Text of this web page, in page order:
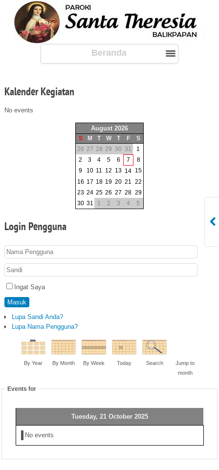
Beranda
KalenderKegiatan
No events
August 2026
S M T W T F
S
26 27 28 29 30 31
1
2
3 4 5 6 7
8
9
10 11 12 13 14 15
16 17 18 19 20 21 22
23 24 25 26 27 28 29
30 31 1 2 3 4 5
Login Pengguna
Ingat Saya
Masuk
Lupa Sandi Anda?
Lupa Nama Pengguna?
By Year By Month By Week Today Search
Jump to
month
Events for
Tuesday, 21 October 2025
No events